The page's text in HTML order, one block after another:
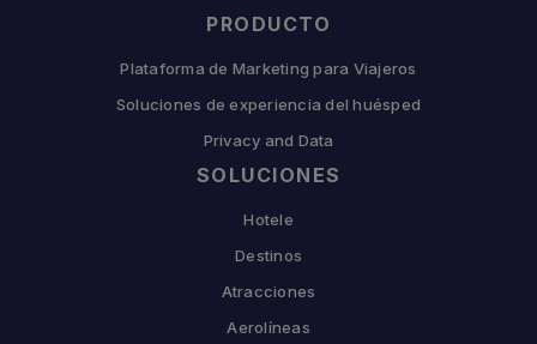
PRODUCTO
Plataforma de Marketing para Viajeros
Soluciones de experiencia del huésped
Privacy and Data
SOLUCIONES
Hotele
Destinos
Atracciones
Aerolíneas